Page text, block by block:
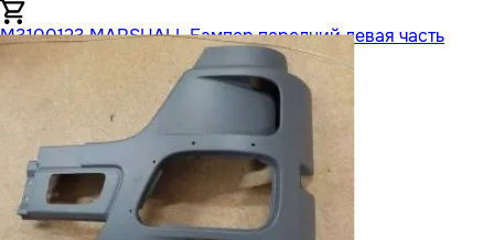
M3100123 MARSHALL Бампер передний левая часть